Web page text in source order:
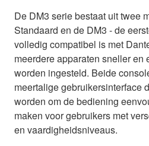
De DM3 serie bestaat uit twee
Standaard en de DM3 - de
volledig compatibel is met
meerdere apparaten sneller en
worden ingesteld. Beide
meertalige gebruikersinterface
worden om de bediening
maken voor gebruikers met
en vaardigheidsniveaus.